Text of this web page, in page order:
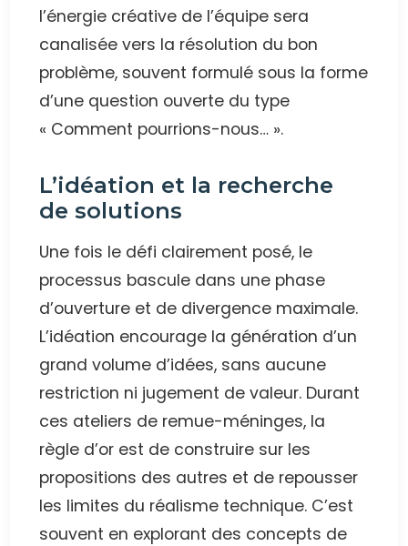
l’énergie créative de l’équipe sera
canalisée vers la résolution du bon
problème, souvent formulé sous la forme
d’une question ouverte du type
« Comment pourrions-nous… ».
L’idéation et la recherche
de solutions
Une fois le défi clairement posé, le
processus bascule dans une phase
d’ouverture et de divergence maximale.
L’idéation encourage la génération d’un
grand volume d’idées, sans aucune
restriction ni jugement de valeur. Durant
ces ateliers de remue-méninges, la
règle d’or est de construire sur les
propositions des autres et de repousser
les limites du réalisme technique. C’est
souvent en explorant des concepts de